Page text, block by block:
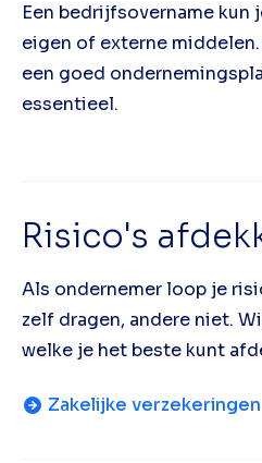
Een bedrijfsovername kun
eigen of externe
een goed
essentieel.
Risico's
Als ondernemer loop je
zelf dragen, andere niet.
welke je het beste kunt
Zakelijke verzekeringen